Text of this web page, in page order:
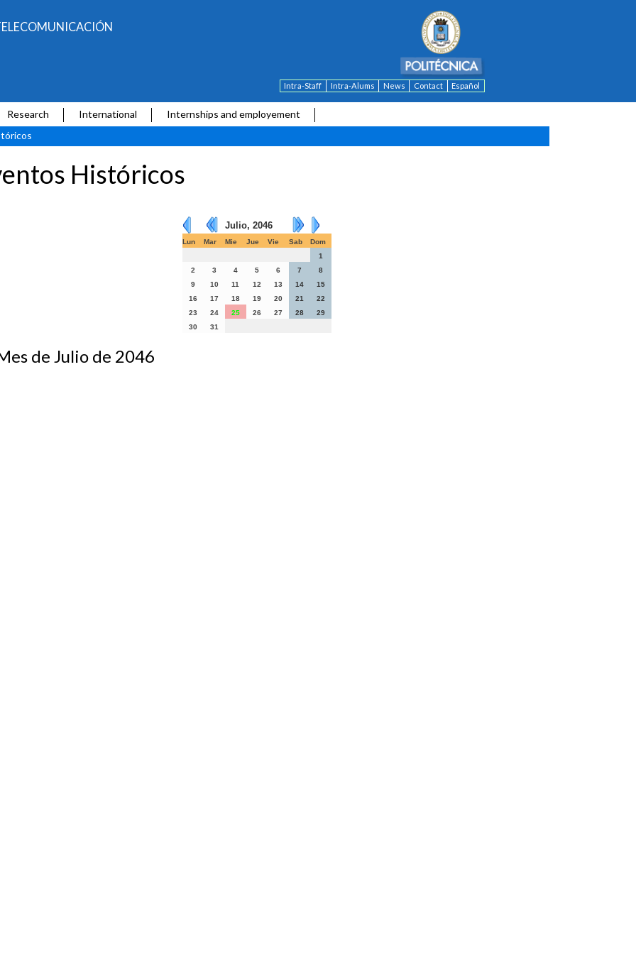
Intra-Staff Intra-Alums News Contact Español
Research International
Internships and employement
Históricos
Julio, 2046
Lun Mar Mie Jue Vie Sab
Dom
1
2
3 4 5 6 7
8
9
10 11 12 13 14
15
16
17 18 19 20 21
22
23
24 25 26 27 28
29
30
31
de Julio de 2046